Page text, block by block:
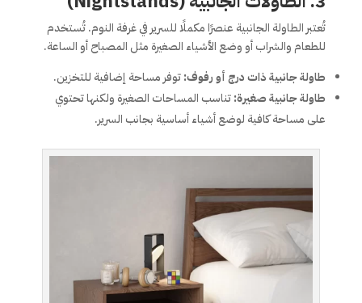
تُعتبر الطاولة الجانبية عنصرًا مكملًا للسرير في غرفة النوم. تُستخدم
للطعام والشراب أو وضع الأشياء الصغيرة مثل المصباح أو الساعة.
طاولة جانبية ذات درج أو رفوف:توفر مساحة إضافية للتخزين.
طاولة جانبية صغيرة:تناسب المساحات الصغيرة ولكنها تحتوي
على مساحة كافية لوضع أشياء أساسية بجانب السرير.